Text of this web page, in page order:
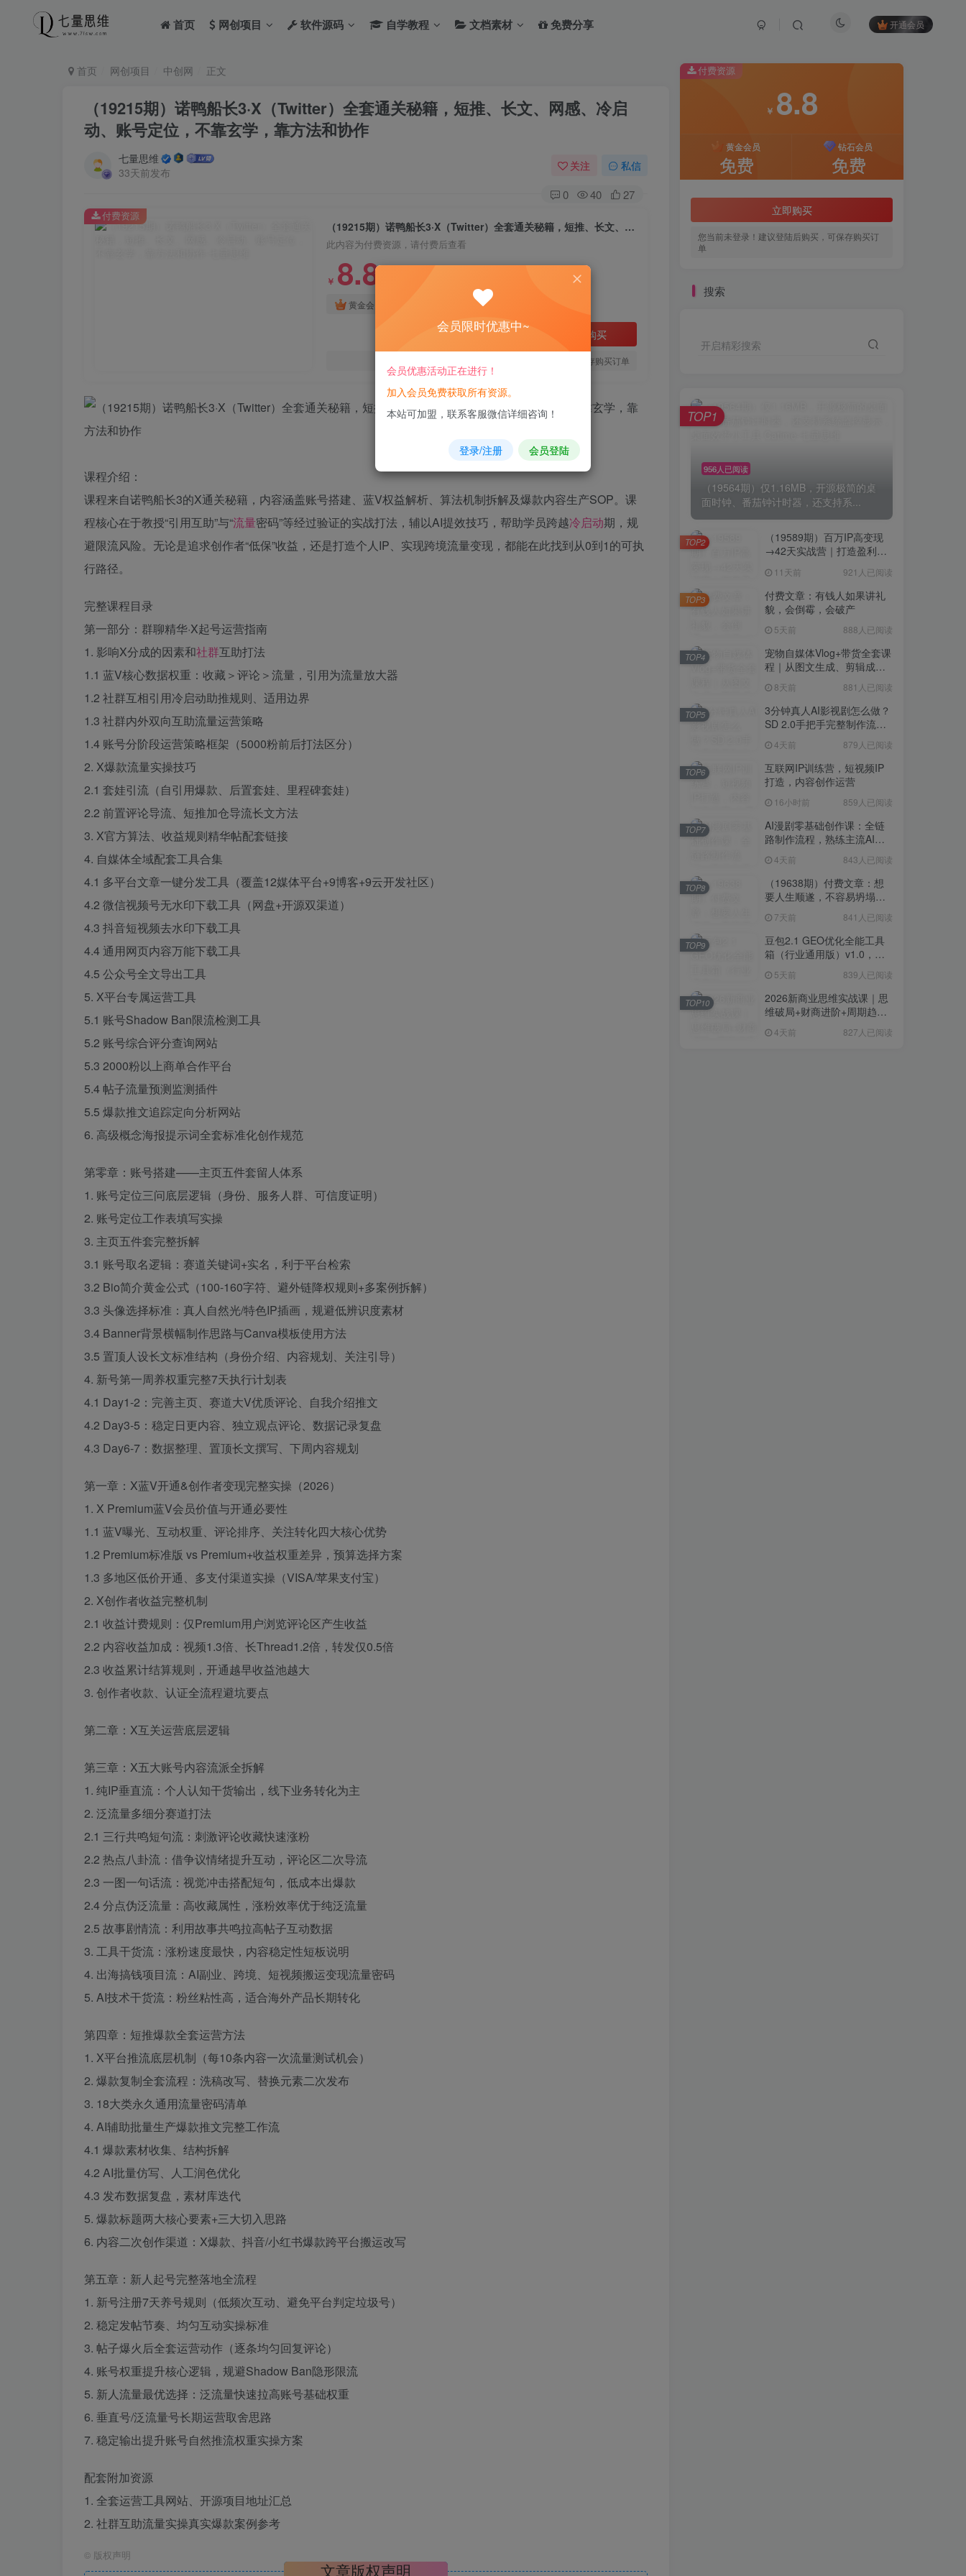
首页 网创项目 软件源码 自学教程 文档素材 免费分享 开通会员
首页 网创项目 中创网 正文
（19215期）诺鸭船长3·X（Twitter）全套通关秘籍，短推、长文、网感、冷启
动、账号定位，不靠玄学，靠方法和协作
七量思维
33天前发布
关注 私信
0 40 27
（19215期）诺鸭船长3·X（Twitter）全套通关秘籍，短推、长文、网感、冷启动、账号定位，不靠玄学，靠方法和协作
此内容为付费资源，请付费后查看
￥ 8.8
黄金会员 免费
立即购买
您当前未登录！建议登陆后购买，可保存购买订单
付费资源
课程介绍：
课程来自诺鸭船长3的X通关秘籍，内容涵盖账号搭建、蓝V权益解析、算法机制拆解及爆款内容生产SOP。课
程核心在于教授“引用互助”与“流量密码”等经过验证的实战打法，辅以AI提效技巧，帮助学员跨越冷启动期，规
避限流风险。无论是追求创作者“低保”收益，还是打造个人IP、实现跨境流量变现，都能在此找到从0到1的可执
行路径。
完整课程目录
第一部分：群聊精华·X起号运营指南
1. 影响X分成的因素和社群互助打法
1.1 蓝V核心数据权重：收藏＞评论＞流量，引用为流量放大器
1.2 社群互相引用冷启动助推规则、适用边界
1.3 社群内外双向互助流量运营策略
1.4 账号分阶段运营策略框架（5000粉前后打法区分）
2. X爆款流量实操技巧
2.1 套娃引流（自引用爆款、后置套娃、里程碑套娃）
2.2 前置评论导流、短推加仓导流长文方法
3. X官方算法、收益规则精华帖配套链接
4. 自媒体全域配套工具合集
4.1 多平台文章一键分发工具（覆盖12媒体平台+9博客+9云开发社区）
4.2 微信视频号无水印下载工具（网盘+开源双渠道）
4.3 抖音短视频去水印下载工具
4.4 通用网页内容万能下载工具
4.5 公众号全文导出工具
5. X平台专属运营工具
5.1 账号Shadow Ban限流检测工具
5.2 账号综合评分查询网站
5.3 2000粉以上商单合作平台
5.4 帖子流量预测监测插件
5.5 爆款推文追踪定向分析网站
6. 高级概念海报提示词全套标准化创作规范
第零章：账号搭建——主页五件套留人体系
1. 账号定位三问底层逻辑（身份、服务人群、可信度证明）
2. 账号定位工作表填写实操
3. 主页五件套完整拆解
3.1 账号取名逻辑：赛道关键词+实名，利于平台检索
3.2 Bio简介黄金公式（100-160字符、避外链降权规则+多案例拆解）
3.3 头像选择标准：真人自然光/特色IP插画，规避低辨识度素材
3.4 Banner背景横幅制作思路与Canva模板使用方法
3.5 置顶人设长文标准结构（身份介绍、内容规划、关注引导）
4. 新号第一周养权重完整7天执行计划表
4.1 Day1-2：完善主页、赛道大V优质评论、自我介绍推文
4.2 Day3-5：稳定日更内容、独立观点评论、数据记录复盘
4.3 Day6-7：数据整理、置顶长文撰写、下周内容规划
第一章：X蓝V开通&创作者变现完整实操（2026）
1. X Premium蓝V会员价值与开通必要性
1.1 蓝V曝光、互动权重、评论排序、关注转化四大核心优势
1.2 Premium标准版 vs Premium+收益权重差异，预算选择方案
1.3 多地区低价开通、多支付渠道实操（VISA/苹果支付宝）
2. X创作者收益完整机制
2.1 收益计费规则：仅Premium用户浏览评论区产生收益
2.2 内容收益加成：视频1.3倍、长Thread1.2倍，转发仅0.5倍
2.3 收益累计结算规则，开通越早收益池越大
3. 创作者收款、认证全流程避坑要点
第二章：X互关运营底层逻辑
第三章：X五大账号内容流派全拆解
1. 纯IP垂直流：个人认知干货输出，线下业务转化为主
2. 泛流量多细分赛道打法
2.1 三行共鸣短句流：刺激评论收藏快速涨粉
2.2 热点八卦流：借争议情绪提升互动，评论区二次导流
2.3 一图一句话流：视觉冲击搭配短句，低成本出爆款
2.4 分点伪泛流量：高收藏属性，涨粉效率优于纯泛流量
2.5 故事剧情流：利用故事共鸣拉高帖子互动数据
3. 工具干货流：涨粉速度最快，内容稳定性短板说明
4. 出海搞钱项目流：AI副业、跨境、短视频搬运变现流量密码
5. AI技术干货流：粉丝粘性高，适合海外产品长期转化
第四章：短推爆款全套运营方法
1. X平台推流底层机制（每10条内容一次流量测试机会）
2. 爆款复制全套流程：洗稿改写、替换元素二次发布
3. 18大类永久通用流量密码清单
4. AI辅助批量生产爆款推文完整工作流
4.1 爆款素材收集、结构拆解
4.2 AI批量仿写、人工润色优化
4.3 发布数据复盘，素材库迭代
5. 爆款标题两大核心要素+三大切入思路
6. 内容二次创作渠道：X爆款、抖音/小红书爆款跨平台搬运改写
第五章：新人起号完整落地全流程
1. 新号注册7天养号规则（低频次互动、避免平台判定垃圾号）
2. 稳定发帖节奏、均匀互动实操标准
3. 帖子爆火后全套运营动作（逐条均匀回复评论）
4. 账号权重提升核心逻辑，规避Shadow Ban隐形限流
5. 新人流量最优选择：泛流量快速拉高账号基础权重
6. 垂直号/泛流量号长期运营取舍思路
7. 稳定输出提升账号自然推流权重实操方案
配套附加资源
1. 全套运营工具网站、开源项目地址汇总
2. 社群互助流量实操真实爆款案例参考
© 版权声明
文章版权声明
付费资源
￥ 8.8
黄金会员
免费
钻石会员
免费
立即购买
您当前未登录！建议登陆后购买，可保存购买订
单
搜索
开启精彩搜索
956人已阅读
（19564期）仅1.16MB，开源极简的桌
面时钟、番茄钟计时器，还支持系...
TOP1
（19589期）百万IP高变现
→42天实战营｜打造盈利赚
域转化批量成交积累客户案
例
11天前 921人已阅读
TOP2
付费文章：有钱人如果讲礼
貌，会倒霉，会破产
5天前 888人已阅读
TOP3
宠物自媒体Vlog+带货全套课
程｜从图文生成、剪辑成片
8天前 881人已阅读
TOP4
3分钟真人AI影视剧怎么做？
SD 2.0手把手完整制作流程
无限生成
4天前 879人已阅读
TOP5
互联网IP训练营，短视频IP
打造，内容创作运营
16小时前 859人已阅读
TOP6
AI漫剧零基础创作课：全链
路制作流程，熟练主流AI工
4天前 843人已阅读
TOP7
（19638期）付费文章：想
要人生顺遂，不容易坍塌，
7天前 841人已阅读
TOP8
豆包2.1 GEO优化全能工具
箱（行业通用版）v1.0，会
景 5天前 839人已阅读
TOP9
2026新商业思维实战课｜思
维破局+财商进阶+周期趋势
度解析全体系
4天前 827人已阅读
TOP10
会员限时优惠中~
会员优惠活动正在进行！
加入会员免费获取所有资源。
本站可加盟，联系客服微信详细咨询！
登录/注册 会员登陆